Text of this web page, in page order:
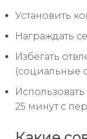
Установить
Награждать
Избегать
(социальные
25 минут с